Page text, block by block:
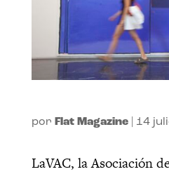
por Flat Magazine| 14
LaVAC, la Asociación